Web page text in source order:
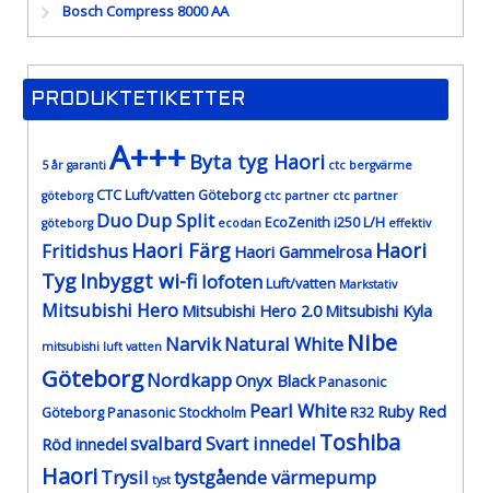
Bosch Compress 8000 AA
PRODUKTETIKETTER
5 år garanti A+++ Byta tyg Haori ctc bergvärme
göteborg CTC Luft/vatten Göteborg ctc partner ctc partner
göteborg DuoDup Split ecodan EcoZenith i250 L/H effektiv
Fritidshus Haori Färg Haori Gammelrosa Haori
Tyg Inbyggt wi-fi lofotenLuft/vatten Markstativ
Mitsubishi Hero Mitsubishi Hero 2.0 Mitsubishi Kyla
mitsubishi luft vatten NarvikNatural White Nibe
GöteborgNordkappOnyx BlackPanasonic
GöteborgPanasonic Stockholm Pearl WhiteR32 Ruby Red
Röd innedelsvalbardSvart innedel Toshiba
HaoriTrysil tyst tystgående värmepump